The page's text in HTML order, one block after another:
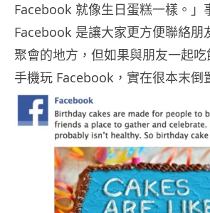
Facebook 就像生日蛋糕一樣。」
Facebook 是讓大家更方便聯絡朋
聚會的地方，但如果與朋友一起
手機玩 Facebook，實在很本末倒